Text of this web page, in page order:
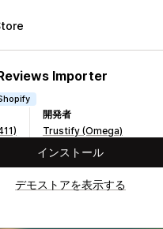
Importer
開発者
Trustify (Omega)
インストール
デモストアを表示する